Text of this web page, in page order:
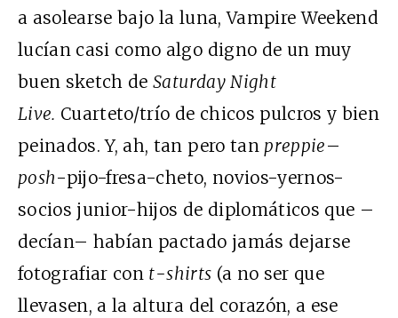
a asolearse bajo la luna, Vampire Weekend
lucían casi como algo digno de un muy
buen sketch deSaturday Night
Live. Cuarteto/trío de chicos pulcros y bien
peinados. Y, ah, tan pero tan preppie–
posh-pijo-fresa-cheto, novios-yernos-
socios junior-hijos de diplomáticos que –
decían– habían pactado jamás dejarse
fotografiar con t-shirts (a no ser que
llevasen, a la altura del corazón, a ese